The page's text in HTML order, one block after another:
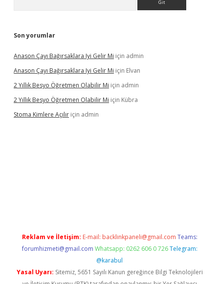
Son yorumlar
Anason Çayı Bağırsaklara Iyi Gelir Mi için admin
Anason Çayı Bağırsaklara Iyi Gelir Mi için Elvan
2 Yıllık Besyo Öğretmen Olabilir Mi için admin
2 Yıllık Besyo Öğretmen Olabilir Mi için Kübra
Stoma Kimlere Açılır için admin
Reklam ve İletişim: E-mail: backlinkpaneli@gmail.com Teams:
forumhizmeti@gmail.com Whatsapp: 0262 606 0 726 Telegram:
@karabul
Yasal Uyarı: Sitemiz, 5651 Sayılı Kanun gereğince Bilgi Teknolojileri